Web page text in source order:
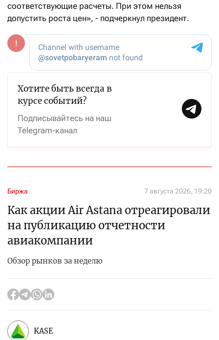
соответствующие расчеты. При этом нельзя
допустить роста цен», - подчеркнул президент.
Хотите быть всегда в
курсе событий?
Подписывайтесь на наш
Telegram-канал
Биржа 7 августа 2026, 19:20
Как акции Air Astana отреагировали
на публикацию отчетности
авиакомпании
Обзор рынков за неделю
KASE